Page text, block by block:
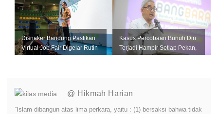
Disnaker Bandung Pastikan
Virtual Job Fair Digelar Rutin
Kasus Percobaan Bunuh Diri
Terjadi Hampir Setiap Pekan,
@ Hikmah Harian
”Islam dibangun atas lima perkara, yaitu : (1) bersaksi bahwa tidak